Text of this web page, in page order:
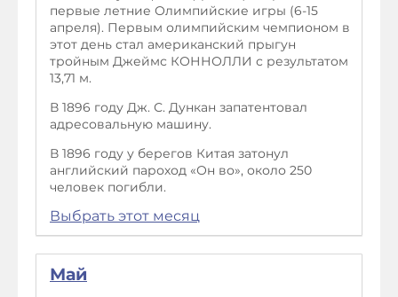
первые летние Олимпийские игры (6-15
апреля). Первым олимпийским чемпионом в
этот день стал американский прыгун
тройным Джеймс КОННОЛЛИ с результатом
13,71 м.
В 1896 году Дж. С. Дункан запатентовал
адресовальную машину.
В 1896 году у берегов Китая затонул
английский пароход «Он во», около 250
человек погибли.
Выбрать этот месяц
Май